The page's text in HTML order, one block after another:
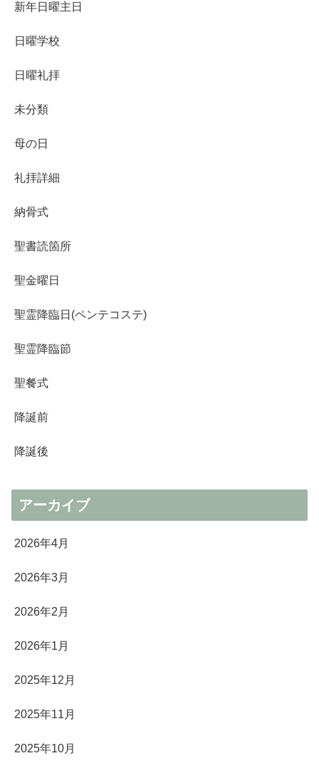
新年日曜主日
日曜学校
日曜礼拝
未分類
母の日
礼拝詳細
納骨式
聖書読箇所
聖金曜日
聖霊降臨日(ペンテコステ)
聖霊降臨節
聖餐式
降誕前
降誕後
アーカイブ
2026年4月
2026年3月
2026年2月
2026年1月
2025年12月
2025年11月
2025年10月